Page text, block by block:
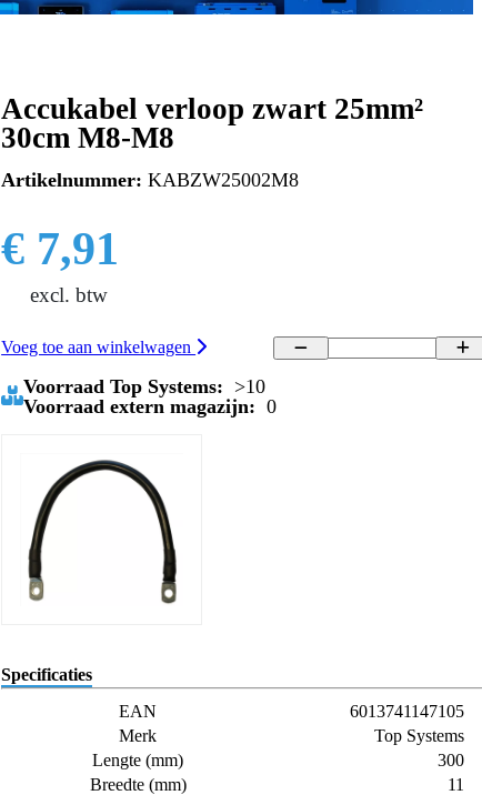
Accukabel verloop zwart 25mm²
30cm M8-M8
Artikelnummer: KABZW25002M8
€ 7,91
excl. btw
Voeg toe aan winkelwagen
Voorraad Top Systems: >10
Voorraad extern magazijn: 0
Specificaties
EAN
6013741147105
Merk
Top Systems
Lengte (mm)
300
Breedte (mm)
11